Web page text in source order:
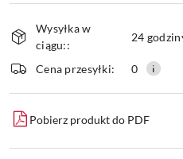
i
dostawa
Wysyłka w
ciągu::
24
Cena przesyłki: 0
Pobierz produkt do PDF